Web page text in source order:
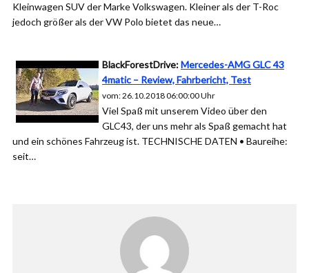
Kleinwagen SUV der Marke Volkswagen. Kleiner als der T-Roc
jedoch größer als der VW Polo bietet das neue…
BlackForestDrive:Mercedes-AMG GLC 43
4matic – Review, Fahrbericht, Test
vom: 26.10.2018 06:00:00 Uhr
Viel Spaß mit unserem Video über den
GLC43, der uns mehr als Spaß gemacht hat
und ein schönes Fahrzeug ist. TECHNISCHE DATEN • Baureihe:
seit…